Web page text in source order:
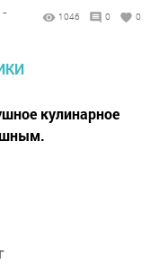
1046 0 0
кулинарное